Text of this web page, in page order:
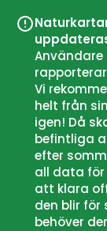
Vi
helt från
igen! Då
befintliga
efter
all data för
att klara
den blir för
behöver